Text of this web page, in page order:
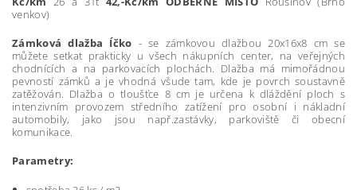
venkov)
Zámková dlažba Íčko - se zámkovou dlažbou 20x16x8 cm se
můžete setkat prakticky u všech nákupních center, na veřejných
chodnících a na parkovacích plochách. Dlažba má mimořádnou
pevností zámků a je vhodná všude tam, kde je povrch soustavně
zatěžován. Dlažba o tloušťce 8 cm je určena k dláždění ploch s
intenzivním provozem středního zatížení pro osobní i nákladní
automobily, jako jsou např.zastávky, parkoviště či obecní
komunikace.
Parametry: